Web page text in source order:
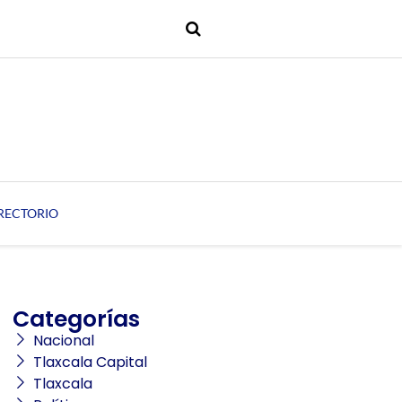
Categorías
Nacional
Tlaxcala Capital
Tlaxcala